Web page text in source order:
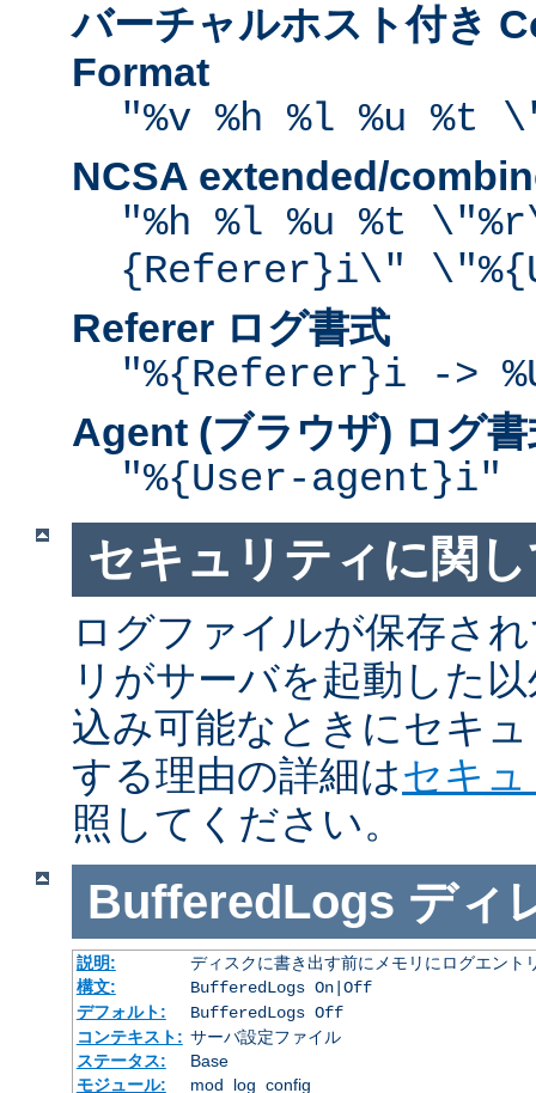
バーチャルホスト付き
Format
"%v %h %l %u %t
NCSA extended/
"%h %l %u %t
{Referer}i\"
Referer ログ書式
"%{Referer}i ->
Agent (ブラウザ) ログ書
"%{User-agent}i"
セキュリティに関
ログファイルが保存さ
リがサーバを起動した
込み可能なときにセキ
する理由の詳細はセキ
照してください。
BufferedLogs ディ
説明:
ディスクに書き出す前にメモリにログエント
構文:
BufferedLogs On|Off
デフォルト:
BufferedLogs Off
コンテキスト: サーバ設定ファイル
ステータス:
Base
モジュール:
mod_log_config